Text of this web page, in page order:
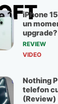
iPhone
un
REVIEW
VIDEO
Nothing
telefon
(Review)